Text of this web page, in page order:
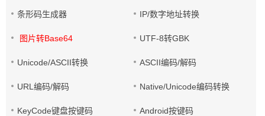
条形码生成器 IP/数字地址转换
图片转Base64 UTF-8转GBK
Unicode/ASCII转换 ASCII编码/解码
URL编码/解码 Native/Unicode编码转换
KeyCode键盘按键码 Android按键码